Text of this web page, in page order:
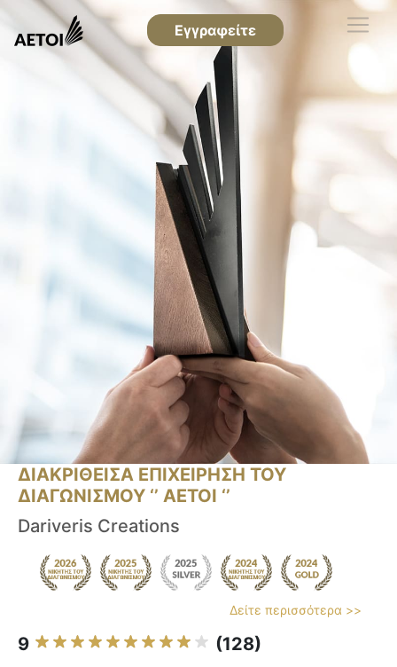
Εγγραφείτε
ΔΙΑΚΡΙΘΕΙΣΑ ΕΠΙΧΕΙΡΗΣΗ ΤΟΥ
ΔΙΑΓΩΝΙΣΜΟΥ ‘’ ΑΕΤΟΙ ‘’
Dariveris Creations
Δείτε περισσότερα >>
9 (128)